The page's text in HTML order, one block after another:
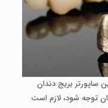
ساپورتر بریج دندان
توجه شود، لازم است